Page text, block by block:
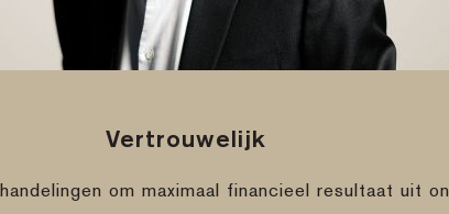
Vertrouwelijk
om maximaal financieel resultaat uit